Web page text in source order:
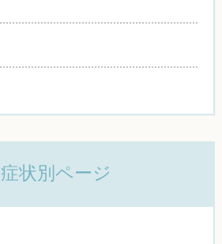
症状別ページ